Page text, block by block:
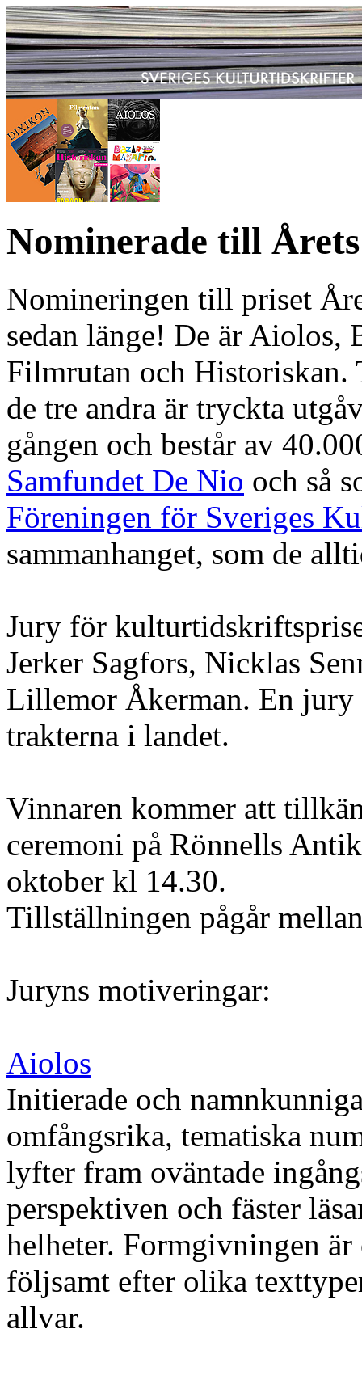
Nominerade till
Nomineringen till priset
sedan länge! De är
Filmrutan och Historiskan.
de tre andra är tryckta
gången och består av
Samfundet De Nio och så
Föreningen för Sveriges
sammanhanget, som de
Jury för
Jerker Sagfors, Nicklas
Lillemor Åkerman. En jury
trakterna i landet.
Vinnaren kommer att
ceremoni på Rönnells
oktober kl 14.30.
Tillställningen pågår
Juryns motiveringar:
Aiolos
Initierade och
omfångsrika, tematiska
lyfter fram oväntade
perspektiven och fäster
helheter. Formgivningen
följsamt efter olika
allvar.